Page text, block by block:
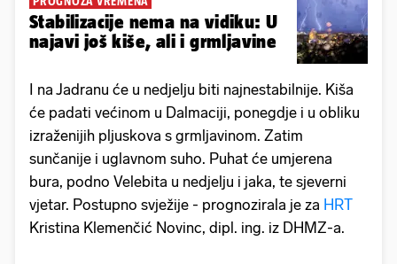
Stabilizacije nema na vidiku: U
najavi još kiše, ali i grmljavine
I na Jadranu će u nedjelju biti najnestabilnije. Kiša
će padati većinom u Dalmaciji, ponegdje i u obliku
izraženijih pljuskova s grmljavinom. Zatim
sunčanije i uglavnom suho. Puhat će umjerena
bura, podno Velebita u nedjelju i jaka, te sjeverni
vjetar. Postupno svježije - prognozirala je za HRT
Kristina Klemenčić Novinc, dipl. ing. iz DHMZ-a.